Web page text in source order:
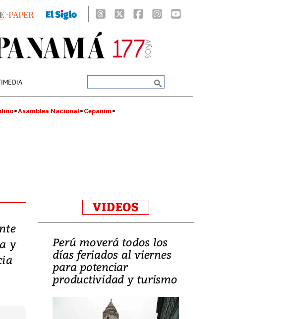
Asamblea Nacional Cepanim
y
VIDEOS
y
Perú moverá todos los
días feriados al viernes
para potenciar
productividad y turismo